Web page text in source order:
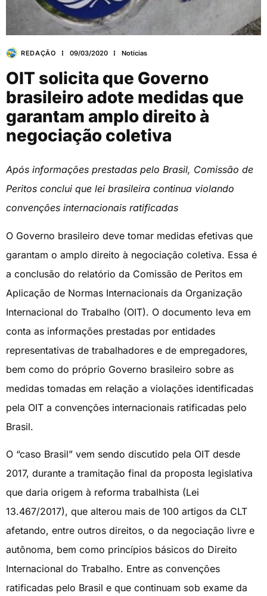
REDAÇÃO 09/03/2020 Notícias
OIT solicita que Governo
brasileiro adote medidas que
garantam amplo direito à
negociação coletiva
Após informações prestadas pelo Brasil, Comissão de
Peritos conclui que lei brasileira continua violando
convenções internacionais ratificadas
O Governo brasileiro deve tomar medidas efetivas que
garantam o amplo direito à negociação coletiva. Essa é
a conclusão do relatório da Comissão de Peritos em
Aplicação de Normas Internacionais da Organização
Internacional do Trabalho (OIT). O documento leva em
conta as informações prestadas por entidades
representativas de trabalhadores e de empregadores,
bem como do próprio Governo brasileiro sobre as
medidas tomadas em relação a violações identificadas
pela OIT a convenções internacionais ratificadas pelo
Brasil.
O “caso Brasil” vem sendo discutido pela OIT desde
2017, durante a tramitação final da proposta legislativa
que daria origem à reforma trabalhista (Lei
13.467/2017), que alterou mais de 100 artigos da CLT
afetando, entre outros direitos, o da negociação livre e
autônoma, bem como princípios básicos do Direito
Internacional do Trabalho. Entre as convenções
ratificadas pelo Brasil e que continuam sob exame da